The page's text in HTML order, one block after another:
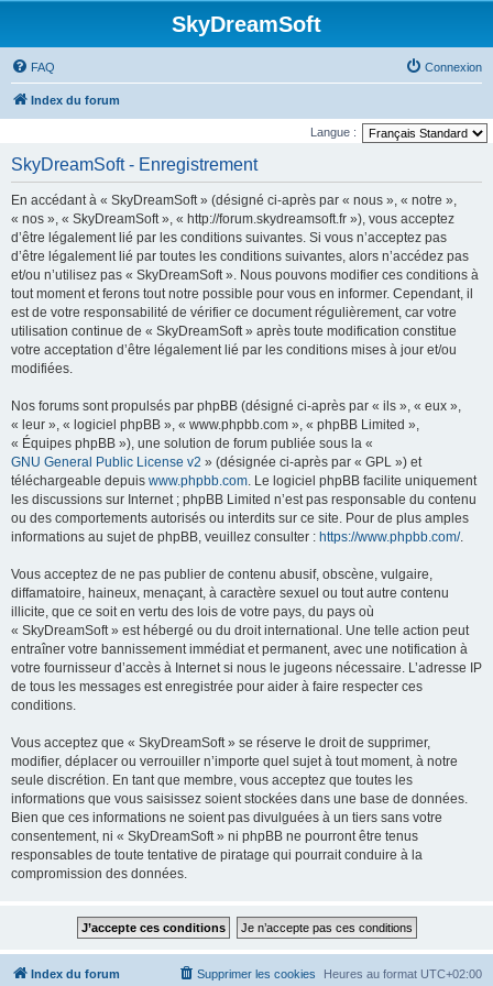
SkyDreamSoft
FAQ Connexion
Index du forum
Langue :
SkyDreamSoft - Enregistrement
En accédant à « SkyDreamSoft » (désigné ci-après par « nous », « notre »,
« nos », « SkyDreamSoft », « http://forum.skydreamsoft.fr »), vous acceptez
d’être légalement lié par les conditions suivantes. Si vous n’acceptez pas
d’être légalement lié par toutes les conditions suivantes, alors n’accédez pas
et/ou n’utilisez pas « SkyDreamSoft ». Nous pouvons modifier ces conditions à
tout moment et ferons tout notre possible pour vous en informer. Cependant, il
est de votre responsabilité de vérifier ce document régulièrement, car votre
utilisation continue de « SkyDreamSoft » après toute modification constitue
votre acceptation d’être légalement lié par les conditions mises à jour et/ou
modifiées.
Nos forums sont propulsés par phpBB (désigné ci-après par « ils », « eux »,
« leur », « logiciel phpBB », « www.phpbb.com », « phpBB Limited »,
« Équipes phpBB »), une solution de forum publiée sous la «
GNU General Public License v2 » (désignée ci-après par « GPL ») et
téléchargeable depuis www.phpbb.com. Le logiciel phpBB facilite uniquement
les discussions sur Internet ; phpBB Limited n’est pas responsable du contenu
ou des comportements autorisés ou interdits sur ce site. Pour de plus amples
informations au sujet de phpBB, veuillez consulter : https://www.phpbb.com/.
Vous acceptez de ne pas publier de contenu abusif, obscène, vulgaire,
diffamatoire, haineux, menaçant, à caractère sexuel ou tout autre contenu
illicite, que ce soit en vertu des lois de votre pays, du pays où
« SkyDreamSoft » est hébergé ou du droit international. Une telle action peut
entraîner votre bannissement immédiat et permanent, avec une notification à
votre fournisseur d’accès à Internet si nous le jugeons nécessaire. L’adresse IP
de tous les messages est enregistrée pour aider à faire respecter ces
conditions.
Vous acceptez que « SkyDreamSoft » se réserve le droit de supprimer,
modifier, déplacer ou verrouiller n’importe quel sujet à tout moment, à notre
seule discrétion. En tant que membre, vous acceptez que toutes les
informations que vous saisissez soient stockées dans une base de données.
Bien que ces informations ne soient pas divulguées à un tiers sans votre
consentement, ni « SkyDreamSoft » ni phpBB ne pourront être tenus
responsables de toute tentative de piratage qui pourrait conduire à la
compromission des données.
Index du forum Heures au format UTC+02:00
Supprimer les cookies